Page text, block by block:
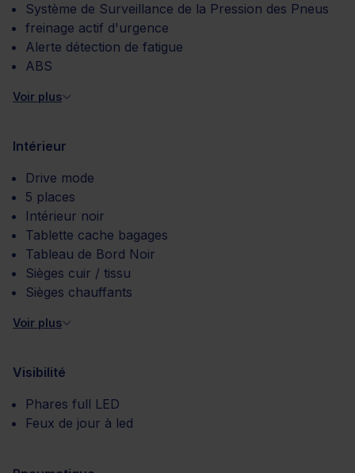
Système de Surveillance de la Pression des Pneus
freinage actif d'urgence
Alerte détection de fatigue
ABS
Voir plus
Intérieur
Drive mode
5 places
Intérieur noir
Tablette cache bagages
Tableau de Bord Noir
Sièges cuir / tissu
Sièges chauffants
Voir plus
Visibilité
Phares full LED
Feux de jour à led